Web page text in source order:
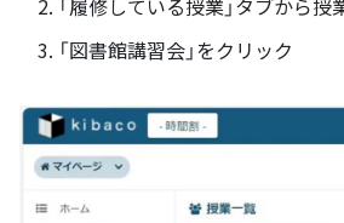
「履修している授業」タブから
「図書館講習会」をクリック